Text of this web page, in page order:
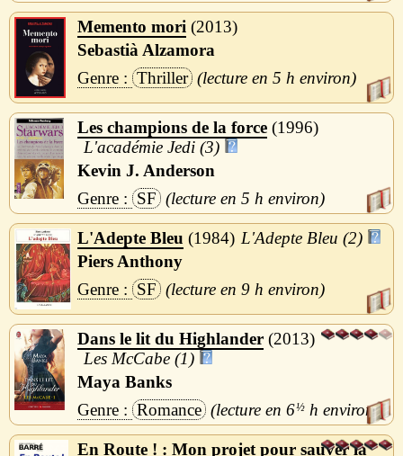
Memento mori
2013
Sebastià Alzamora
Thriller
5 h
Les champions de la force 1996
L'académie Jedi (3)
Kevin J. Anderson
SF
5 h
L'Adepte Bleu 1984
L'Adepte Bleu (2)
Piers Anthony
SF
9 h
Dans le lit du Highlander 2013
Les McCabe (1)
Maya Banks
Romance
6½ h
En Route ! : Mon projet pour sauver la